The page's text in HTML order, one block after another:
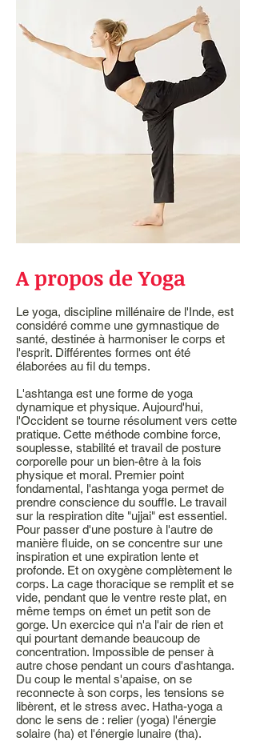
A propos de Yoga
Le yoga, discipline millénaire de l'Inde, est
considéré comme une gymnastique de
santé, destinée à harmoniser le corps et
l'esprit. Différentes formes ont été
élaborées au fil du temps.
L'ashtanga est une forme de yoga
dynamique et physique. Aujourd'hui,
l'Occident se tourne résolument vers cette
pratique. Cette méthode combine force,
souplesse, stabilité et travail de posture
corporelle pour un bien-être à la fois
physique et moral. Premier point
fondamental, l'ashtanga yoga permet de
prendre conscience du souffle. Le travail
sur la respiration dite "ujjai" est essentiel.
Pour passer d'une posture à l'autre de
manière fluide, on se concentre sur une
inspiration et une expiration lente et
profonde. Et on oxygène complètement le
corps. La cage thoracique se remplit et se
vide, pendant que le ventre reste plat, en
même temps on émet un petit son de
gorge. Un exercice qui n'a l'air de rien et
qui pourtant demande beaucoup de
concentration. Impossible de penser à
autre chose pendant un cours d'ashtanga.
Du coup le mental s'apaise, on se
reconnecte à son corps, les tensions se
libèrent, et le stress avec. Hatha-yoga a
donc le sens de : relier (yoga) l'énergie
solaire (ha) et l'énergie lunaire (tha).